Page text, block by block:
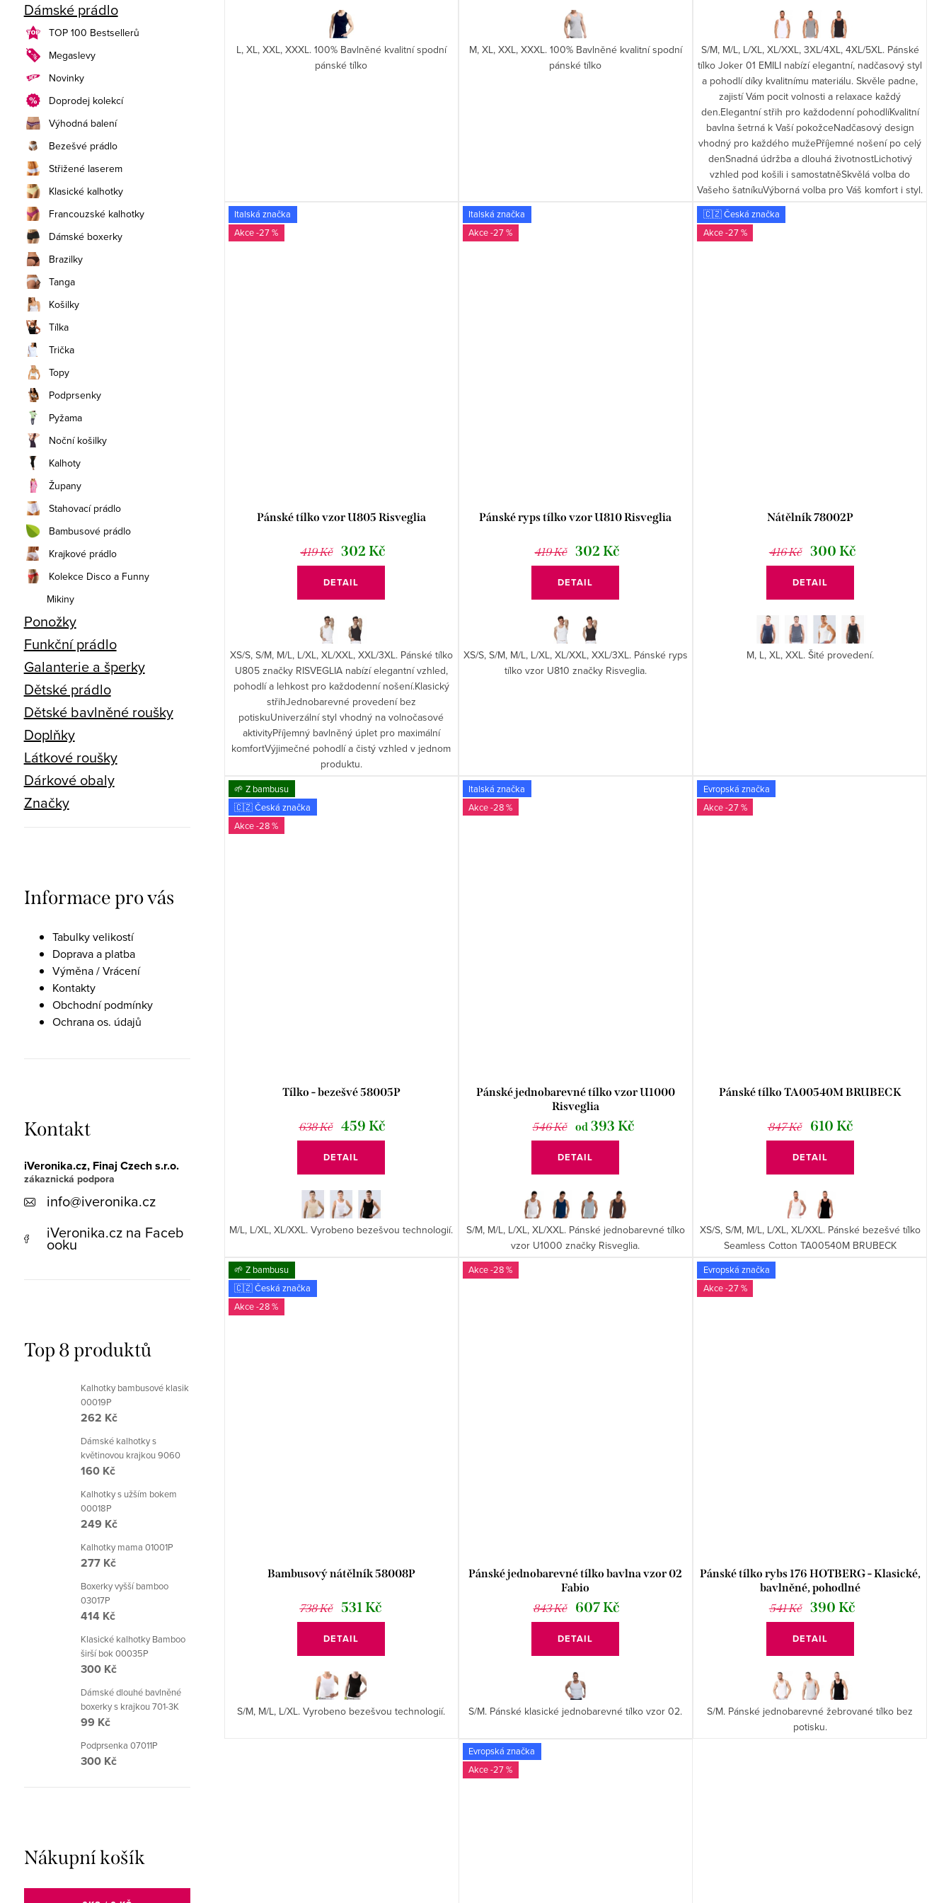
Dámské prádlo
TOP 100 Bestsellerů
Megaslevy
Novinky
Doprodej kolekcí
Výhodná balení
Bezešvé prádlo
Střižené laserem
Klasické kalhotky
Francouzské kalhotky
Dámské boxerky
Brazilky
Tanga
Košilky
Tílka
Trička
Topy
Podprsenky
Pyžama
Noční košilky
Kalhoty
Župany
Stahovací prádlo
Bambusové prádlo
Krajkové prádlo
Kolekce Disco a Funny
Mikiny
Ponožky
Funkční prádlo
Galanterie a šperky
Dětské prádlo
Dětské bavlněné roušky
Doplňky
Látkové roušky
Dárkové obaly
Značky
Informace pro vás
Tabulky velikostí
Doprava a platba
Výměna / Vrácení
Kontakty
Obchodní podmínky
Ochrana os. údajů
Kontakt
iVeronika.cz, Finaj Czech s.r.o.
info@iveronika.cz
iVeronika.cz na Faceb
ooku
Top 8 produktů
Kalhotky bambusové klasik
00019P
262 Kč
Dámské kalhotky s
květinovou krajkou 9060
160 Kč
Kalhotky s užším bokem
00018P
249 Kč
Kalhotky mama 01001P
277 Kč
Boxerky vyšší bamboo
03017P
414 Kč
Klasické kalhotky Bamboo
širší bok 00035P
300 Kč
Dámské dlouhé bavlněné
boxerky s krajkou 701-3K
99 Kč
Podprsenka 07011P
300 Kč
Nákupní košík
L, XL, XXL, XXXL. 100% Bavlněné kvalitní spodní
pánské tílko
M, XL, XXL, XXXL. 100% Bavlněné kvalitní spodní
pánské tílko
S/M, M/L, L/XL, XL/XXL, 3XL/4XL, 4XL/5XL. Pánské
tílko Joker 01 EMILI nabízí elegantní, nadčasový styl
a pohodlí díky kvalitnímu materiálu. Skvěle padne,
zajistí Vám pocit volnosti a relaxace každý
den.Elegantní střih pro každodenní pohodlíKvalitní
bavlna šetrná k Vaší pokožceNadčasový design
vhodný pro každého mužePříjemné nošení po celý
denSnadná údržba a dlouhá životnostLichotivý
vzhled pod košili i samostatněSkvělá volba do
Vašeho šatníkuVýborná volba pro Váš komfort i styl.
Italská značka
-27 %
Pánské tílko vzor U805 Risveglia
419 Kč 302 Kč
DETAIL
XS/S, S/M, M/L, L/XL, XL/XXL, XXL/3XL. Pánské tílko
U805 značky RISVEGLIA nabízí elegantní vzhled,
pohodlí a lehkost pro každodenní nošení.Klasický
střihJednobarevné provedení bez
potiskuUniverzální styl vhodný na volnočasové
aktivityPříjemný bavlněný úplet pro maximální
komfortVýjimečné pohodlí a čistý vzhled v jednom
produktu.
Italská značka
-27 %
Pánské ryps tílko vzor U810 Risveglia
419 Kč 302 Kč
DETAIL
XS/S, S/M, M/L, L/XL, XL/XXL, XXL/3XL. Pánské ryps
tílko vzor U810 značky Risveglia.
🇨🇿 Česká značka
-27 %
Nátělník 78002P
416 Kč 300 Kč
DETAIL
M, L, XL, XXL. Šité provedení.
🌱 Z bambusu
🇨🇿 Česká značka
-28 %
Tílko - bezešvé 58005P
638 Kč 459 Kč
DETAIL
M/L, L/XL, XL/XXL. Vyrobeno bezešvou technologií.
Italská značka
-28 %
Pánské jednobarevné tílko vzor U1000
Risveglia
546 Kč
od 393 Kč
DETAIL
S/M, M/L, L/XL, XL/XXL. Pánské jednobarevné tílko
vzor U1000 značky Risveglia.
Evropská značka
-27 %
Pánské tílko TA00540M BRUBECK
847 Kč 610 Kč
DETAIL
XS/S, S/M, M/L, L/XL, XL/XXL. Pánské bezešvé tílko
Seamless Cotton TA00540M BRUBECK
🌱 Z bambusu
🇨🇿 Česká značka
-28 %
Bambusový nátělník 58008P
738 Kč 531 Kč
DETAIL
S/M, M/L, L/XL. Vyrobeno bezešvou technologií.
-28 %
Pánské jednobarevné tílko bavlna vzor 02
Fabio
843 Kč
607 Kč
DETAIL
S/M. Pánské klasické jednobarevné tílko vzor 02.
Evropská značka
-27 %
Pánské tílko rybs 176 HOTBERG - Klasické,
bavlněné, pohodlné
541 Kč
390 Kč
DETAIL
S/M. Pánské jednobarevné žebrované tílko bez
potisku.
Evropská značka
-27 %